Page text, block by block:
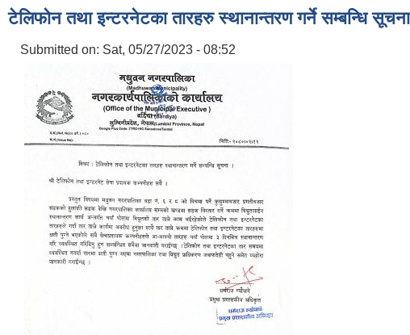
टेलिफोन तथा इन्टरनेटका तारहरु स्थानान्तरण गर्ने सम्बन्धि
Submitted on: Sat, 05/27/2023 - 08:52